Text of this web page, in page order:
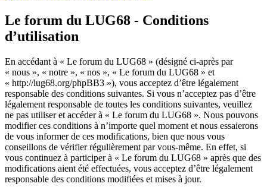
Le forum du LUG68 - Conditions
d’utilisation
En accédant à « Le forum du LUG68 » (désigné ci-après par
« nous », « notre », « nos », « Le forum du LUG68 » et
« http://lug68.org/phpBB3 »), vous acceptez d’être légalement
responsable des conditions suivantes. Si vous n’acceptez pas d’être
légalement responsable de toutes les conditions suivantes, veuillez
ne pas utiliser et accéder à « Le forum du LUG68 ». Nous pouvons
modifier ces conditions à n’importe quel moment et nous essaierons
de vous informer de ces modifications, bien que nous vous
conseillons de vérifier régulièrement par vous-même. En effet, si
vous continuez à participer à « Le forum du LUG68 » après que des
modifications aient été effectuées, vous acceptez d’être légalement
responsable des conditions modifiées et mises à jour.